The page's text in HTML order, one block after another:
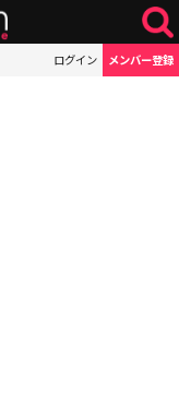
ログイン メンバー登録